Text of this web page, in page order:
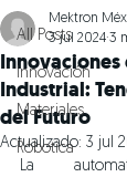
All Posts
Innovación
Materiales
Róbotica
Industrial:
del Futuro
Mektron
3 jul 2024 3
Actualizado: 3 jul
La